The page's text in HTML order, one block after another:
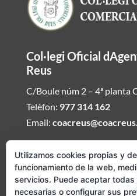
Col·legi Oficial
Reus
C/Boule núm 2 – 4ª planta
Telèfon: 977 314 162
Email:
Horari del Col·legi
De dilluns a divendres de
Utilizamos cookies propias y
funcionamiento de la web,
servicios. Puede aceptar
necesarias o configurar sus